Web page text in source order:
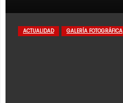
ACTUALIDAD GALERÍA FOTOGRÁFICA